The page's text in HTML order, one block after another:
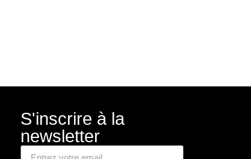
S'inscrire à la
newsletter